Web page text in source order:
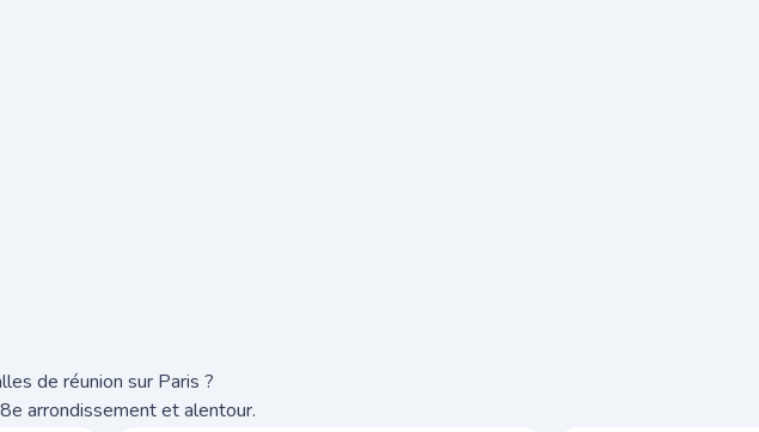
de réunion sur Paris ?
arrondissement et alentour.